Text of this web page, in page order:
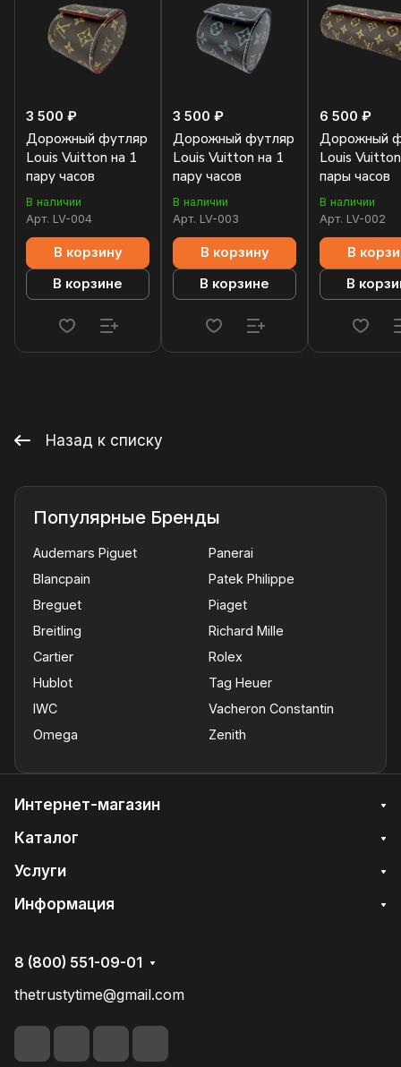
3 500 ₽
Дорожный футляр
Louis Vuitton на 1
пару часов
В наличии
Арт. LV-004
В корзину
В корзине
3 500 ₽
Дорожный футляр
Louis Vuitton на 1
пару часов
В наличии
Арт. LV-003
В корзину
В корзине
6 500 ₽
Дорожный
Louis
пары часов
В наличии
Арт. LV-002
В
В
Назад к списку
Популярные Бренды
Audemars Piguet
Blancpain
Breguet
Breitling
Cartier
Hublot
IWC
Omega
Panerai
Patek Philippe
Piaget
Richard Mille
Rolex
Tag Heuer
Vacheron Constantin
Zenith
Интернет-магазин
Каталог
Услуги
Информация
8 (800) 551-09-01
thetrustytime@gmail.com